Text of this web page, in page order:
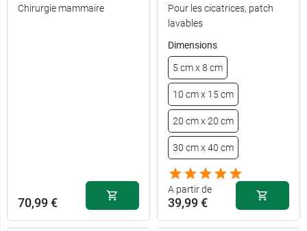
Chirurgie mammaire
70,99 €
Pour les cicatrices, patch
lavables
Dimensions
5 cm x 8 cm
10 cm x 15 cm
20 cm x 20 cm
30 cm x 40 cm
A partir de
39,99 €